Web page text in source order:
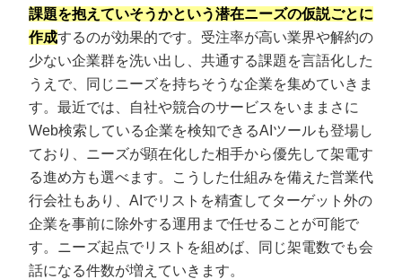
課題を抱えていそうかという潜在ニーズの仮説ごとに
作成するのが効果的です。受注率が高い業界や解約の
少ない企業群を洗い出し、共通する課題を言語化した
うえで、同じニーズを持ちそうな企業を集めていきま
す。最近では、自社や競合のサービスをいままさに
Web検索している企業を検知できるAIツールも登場し
ており、ニーズが顕在化した相手から優先して架電す
る進め方も選べます。こうした仕組みを備えた営業代
行会社もあり、AIでリストを精査してターゲット外の
企業を事前に除外する運用まで任せることが可能で
す。ニーズ起点でリストを組めば、同じ架電数でも会
話になる件数が増えていきます。